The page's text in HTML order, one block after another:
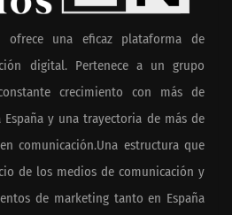
ofrece una eficaz plataforma de
digital. Pertenece a un grupo
crecimiento con más de
y una trayectoria de más de
comunicación.Una estructura que
de los medios de comunicación y
de marketing tanto en España